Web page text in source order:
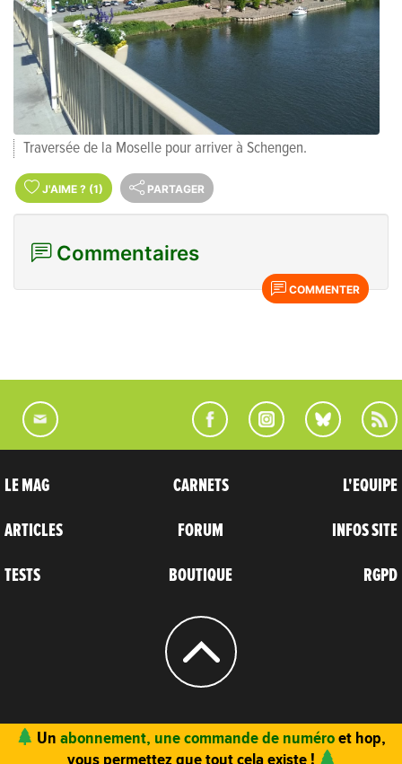
Traversée de la Moselle pour arriver à Schengen.
J'AIME ? (1) PARTAGER
Commentaires
COMMENTER
LE MAG
ARTICLES
TESTS
CARNETS
FORUM
BOUTIQUE
L'EQUIPE
INFOS SITE
RGPD
© 2004 - 2026 CARNETS D’AVENTURES
Un abonnement, une commande de numéroet hop,
vous permettez que tout cela existe !